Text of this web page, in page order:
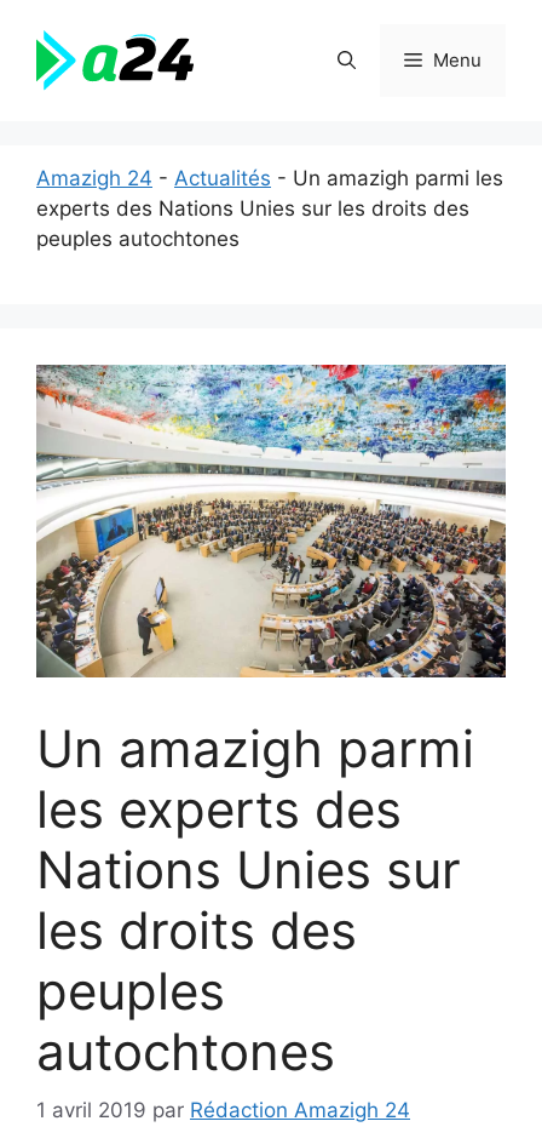
contenu
Menu
Amazigh 24 - Actualités - Un amazigh parmi les
experts des Nations Unies sur les droits des
peuples autochtones
Un amazigh parmi
les experts des
Nations Unies sur
les droits des
peuples
autochtones
1 avril 2019 par Rédaction Amazigh 24